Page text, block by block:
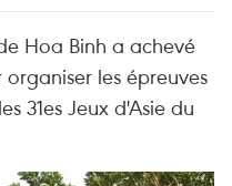
Hoa Binh a achevé
les épreuves
31es Jeux d'Asie du